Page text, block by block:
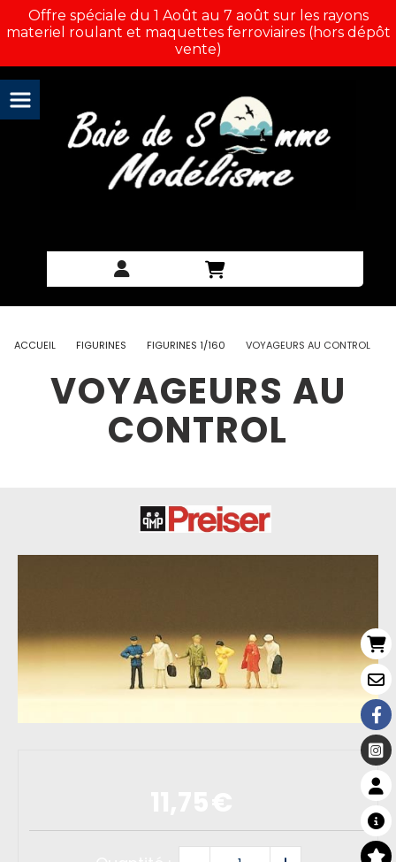
Offre spéciale du 1 Août au 7 août sur les rayons
materiel roulant et maquettes ferroviaires (hors dépôt
vente)
ACCUEIL FIGURINES FIGURINES 1/160 VOYAGEURS AU CONTROL
VOYAGEURS AU
CONTROL
Panneau de gestion des cookies